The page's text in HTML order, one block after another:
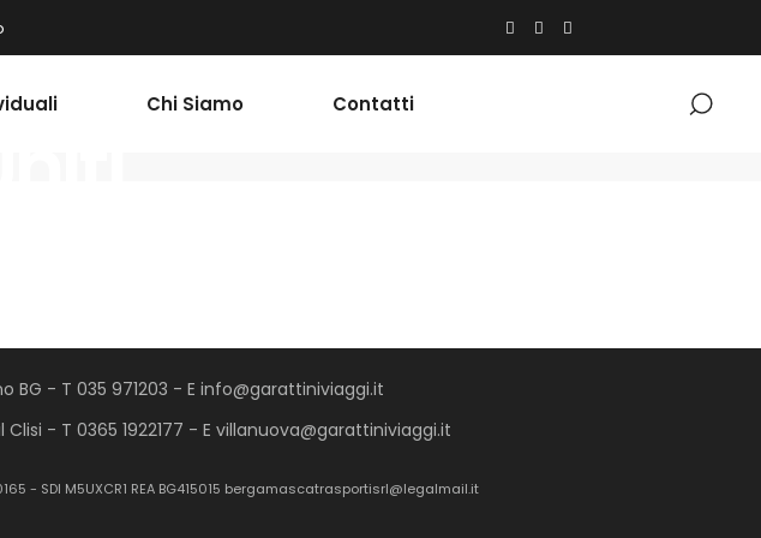
Chi Siamo Contatti
BG - T 035 971203 - E info@garattiniviaggi.it
- T 0365 1922177 - E villanuova@garattiniviaggi.it
- SDI M5UXCR1 REA BG415015 bergamascatrasportisrl@legalmail.it